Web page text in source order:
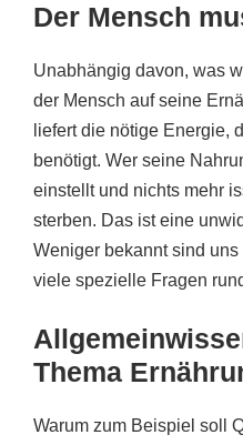
Der Mensch
Unabhängig davon, was
der Mensch auf seine
liefert die nötige Energie,
benötigt. Wer seine
einstellt und nichts mehr
sterben. Das ist eine
Weniger bekannt sind
viele spezielle Fragen
Thema
Warum zum Beispiel soll